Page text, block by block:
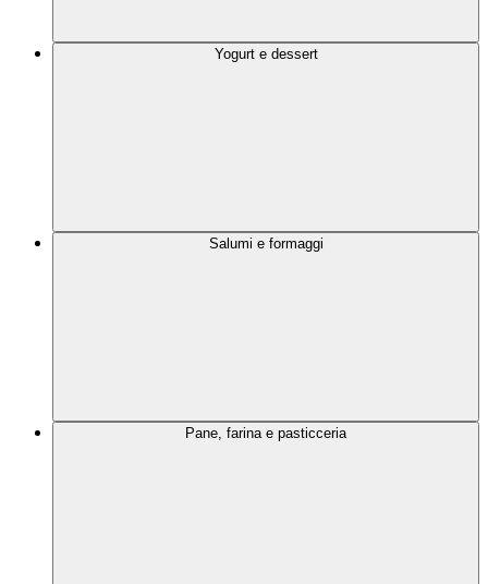
Yogurt e dessert
Salumi e formaggi
Pane, farina e pasticceria